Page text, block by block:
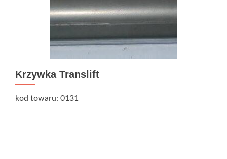
Krzywka Translift
kod towaru: 0131